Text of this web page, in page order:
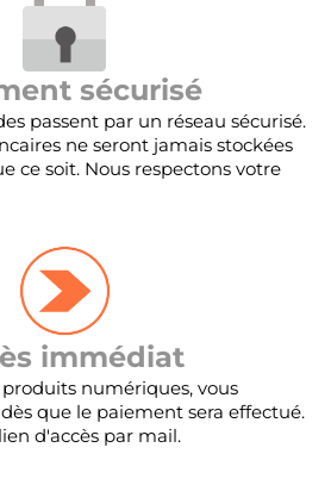
sécurisé
passent par un réseau sécurisé.
ne seront jamais stockées
ce soit. Nous respectons votre
immédiat
numériques, vous
que le paiement sera effectué.
d'accès par mail.